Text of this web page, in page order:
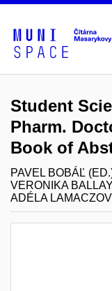
Student
Pharm.
Book of
PAVEL BOBÁĽ
VERONIKA
ADÉLA